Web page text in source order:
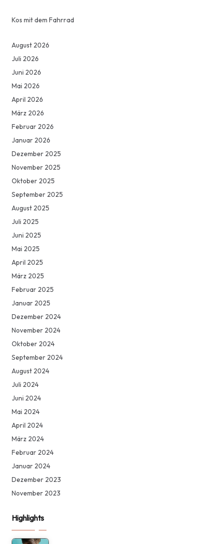
Kos mit dem Fahrrad
August 2026
Juli 2026
Juni 2026
Mai 2026
April 2026
März 2026
Februar 2026
Januar 2026
Dezember 2025
November 2025
Oktober 2025
September 2025
August 2025
Juli 2025
Juni 2025
Mai 2025
April 2025
März 2025
Februar 2025
Januar 2025
Dezember 2024
November 2024
Oktober 2024
September 2024
August 2024
Juli 2024
Juni 2024
Mai 2024
April 2024
März 2024
Februar 2024
Januar 2024
Dezember 2023
November 2023
Highlights